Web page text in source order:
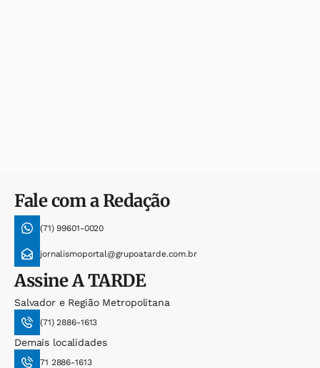
Fale com a Redação
(71) 99601-0020
jornalismoportal@grupoatarde.com.br
AssineA TARDE
Salvador e Região Metropolitana
(71) 2886-1613
Demais localidades
71 2886-1613